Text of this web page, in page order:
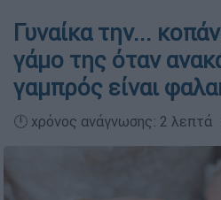
Γυναίκα την...
γάμο της όταν
γαμπρός είναι
🕛 χρόνος ανάγνωσης: 2 λεπτά